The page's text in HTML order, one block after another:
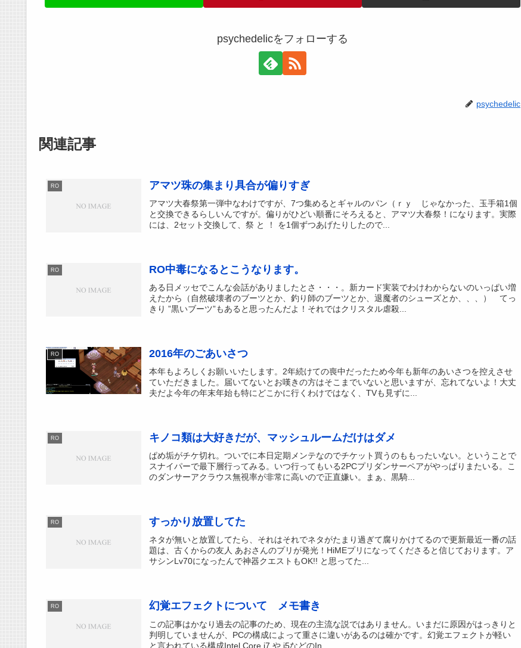
psychedelicをフォローする
psychedelic
関連記事
RO アマツ珠の集まり具合が偏りすぎ
アマツ大春祭第一弾中なわけですが、7つ集めるとギャルのパン（ｒｙ じゃなかった、玉手箱1個
と交換できるらしいんですが。偏りがひどい順番にそろえると、アマツ大春祭！になります。実際
には、2セット交換して、祭 と ！ を1個ずつあげたりしたので...
RO RO中毒になるとこうなります。
ある日メッセでこんな会話がありましたとさ・・・。新カード実装でわけわからないのいっぱい増
えたから（自然破壊者のブーツとか、釣り師のブーツとか、退魔者のシューズとか、、、） てっ
きり ”黒いブーツ”もあると思ったんだよ！それではクリスタル虐殺...
RO 2016年のごあいさつ
本年もよろしくお願いいたします。2年続けての喪中だったため今年も新年のあいさつを控えさせ
ていただきました。届いてないとお嘆きの方はそこまでいないと思いますが、忘れてないよ！大丈
夫だよ今年の年末年始も特にどこかに行くわけではなく、TVも見ずに...
RO キノコ類は大好きだが、マッシュルームだけはダメ
ぱめ垢がチケ切れ。ついでに本日定期メンテなのでチケット買うのももったいない。ということで
スナイパーで最下層行ってみる。いつ行ってもいる2PCプリダンサーペアがやっぱりまたいる。こ
のダンサーアクラウス無視率が非常に高いので正直嫌い。まぁ、黒騎...
RO すっかり放置してた
ネタが無いと放置してたら、それはそれでネタがたまり過ぎて腐りかけてるので更新最近一番の話
題は、古くからの友人 あおさんのプリが発光！HiMEプリになってくださると信じております。ア
サシンLv70になったんで神器クエストもOK!! と思ってた...
RO 幻覚エフェクトについて メモ書き
この記事はかなり過去の記事のため、現在の主流な説ではありません。いまだに原因がはっきりと
判明していませんが、PCの構成によって重さに違いがあるのは確かです。幻覚エフェクトが軽い
と言われている構成Intel Core i7 や i5などのIn...